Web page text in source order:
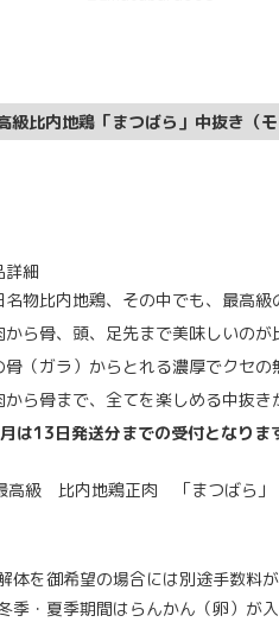
級比内地鶏「まつばら」中抜き（モ
詳細
名物比内地鶏、その中でも、最高級
から骨、頭、足先まで美味しいのが
骨（ガラ）からとれる濃厚でクセ
から骨まで、全てを楽しめる中抜き
は13日発送分までの受付となりま
体を御希望の場合には別途手数料
季・夏季期間はらんかん（卵）が